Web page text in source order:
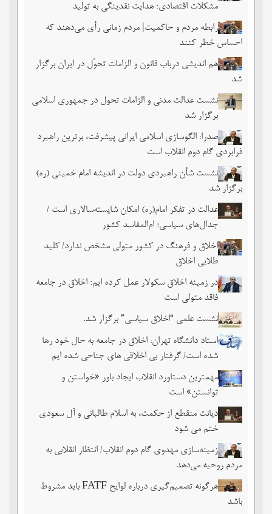
مشکلات اقتصادی؛ هدایت نقدینگی به تولید
رابطه مردم و حاکمیت| مردم زمانی رأی می‌دهند که
احساس خطر ‌کنند
هم اندیشی درباب قانون و الزامات تحوّل در ایران برگزار
شد
نشست عدالت مدنی و الزامات تحول در جمهوری اسلامی
برگزار شد
صدرا: الگوسازی اسلامی ایرانی پیشرفت، برترین راهبرد
فرابردی گام دوم انقلاب است
نشست شأن راهبردی دولت در اندیشه امام خمینی (ره)
برگزار شد
عدالت در تفکر امام(ره) امکان شایسته‌سالاری است /
جدال‌های سیاسی؛ ام‌المفاسد کشور
اخلاق و فرهنگ در کشور متولی مشخص ندارد/ کلید
طلایی اخلاق
در زمینه اخلاق سکولار عمل کرده ایم؛ اخلاق در جامعه
فاقد متولی است
نشست علمی “اخلاق سیاسی” برگزار شد.
استاد دانشگاه تهران: اخلاق در جامعه به حال خود رها
شده است/ گرفتار بی اخلاقی های جناحی شده ایم
مهمترین دستاورد انقلاب ایجاد باور «خواستن و
توانستن» است
دیانت منقطع از حکمت، به اسلام طالبانی و آل سعودی
ختم می شود
زمینه‌سازی مهدوی گام دوم انقلاب/ انتظار انقلابی به
مردم روحیه می‌دهد
هرگونه تصمیم‌گیری درباره لوایح FATF باید مشروط
باشد